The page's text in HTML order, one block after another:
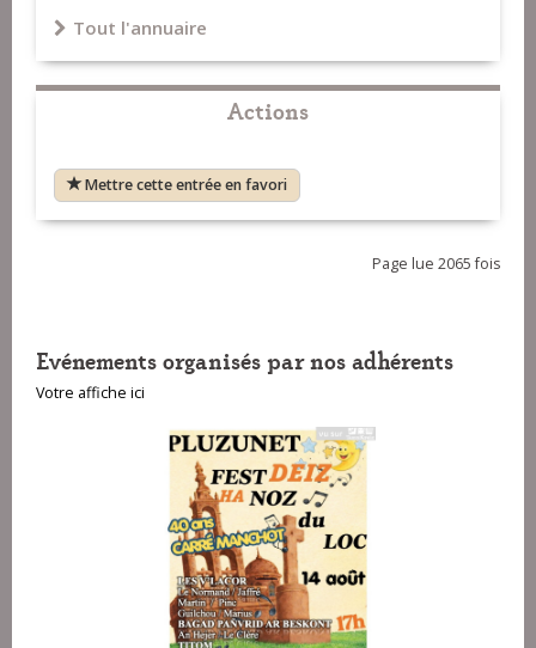
Tout l'annuaire
Actions
Mettre cette entrée en favori
Page lue 2065 fois
Evénements organisés par nos adhérents
Votre affiche ici